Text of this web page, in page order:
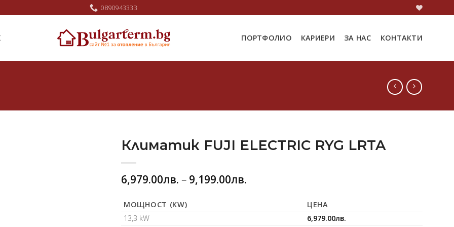
0890943333
ПОРТФОЛИО КАРИЕРИ ЗА НАС КОНТАКТИ
Климатик FUJI ELECTRIC RYG LRTA
6,979.00лв. – 9,199.00лв.
МОЩНОСТ (KW)
ЦЕНА
13,3 kW
6,979.00лв.